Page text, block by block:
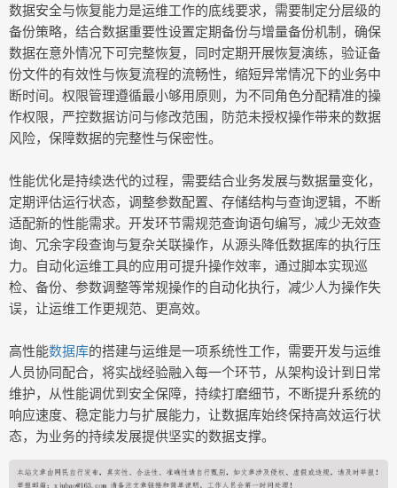
数据安全与恢复能力是运维工作的底线要求，需要制定分层级的
备份策略，结合数据重要性设置定期备份与增量备份机制，确保
数据在意外情况下可完整恢复，同时定期开展恢复演练，验证备
份文件的有效性与恢复流程的流畅性，缩短异常情况下的业务中
断时间。权限管理遵循最小够用原则，为不同角色分配精准的操
作权限，严控数据访问与修改范围，防范未授权操作带来的数据
风险，保障数据的完整性与保密性。
性能优化是持续迭代的过程，需要结合业务发展与数据量变化，
定期评估运行状态，调整参数配置、存储结构与查询逻辑，不断
适配新的性能需求。开发环节需规范查询语句编写，减少无效查
询、冗余字段查询与复杂关联操作，从源头降低数据库的执行压
力。自动化运维工具的应用可提升操作效率，通过脚本实现巡
检、备份、参数调整等常规操作的自动化执行，减少人为操作失
误，让运维工作更规范、更高效。
高性能数据库的搭建与运维是一项系统性工作，需要开发与运维
人员协同配合，将实战经验融入每一个环节，从架构设计到日常
维护，从性能调优到安全保障，持续打磨细节，不断提升系统的
响应速度、稳定能力与扩展能力，让数据库始终保持高效运行状
态，为业务的持续发展提供坚实的数据支撑。